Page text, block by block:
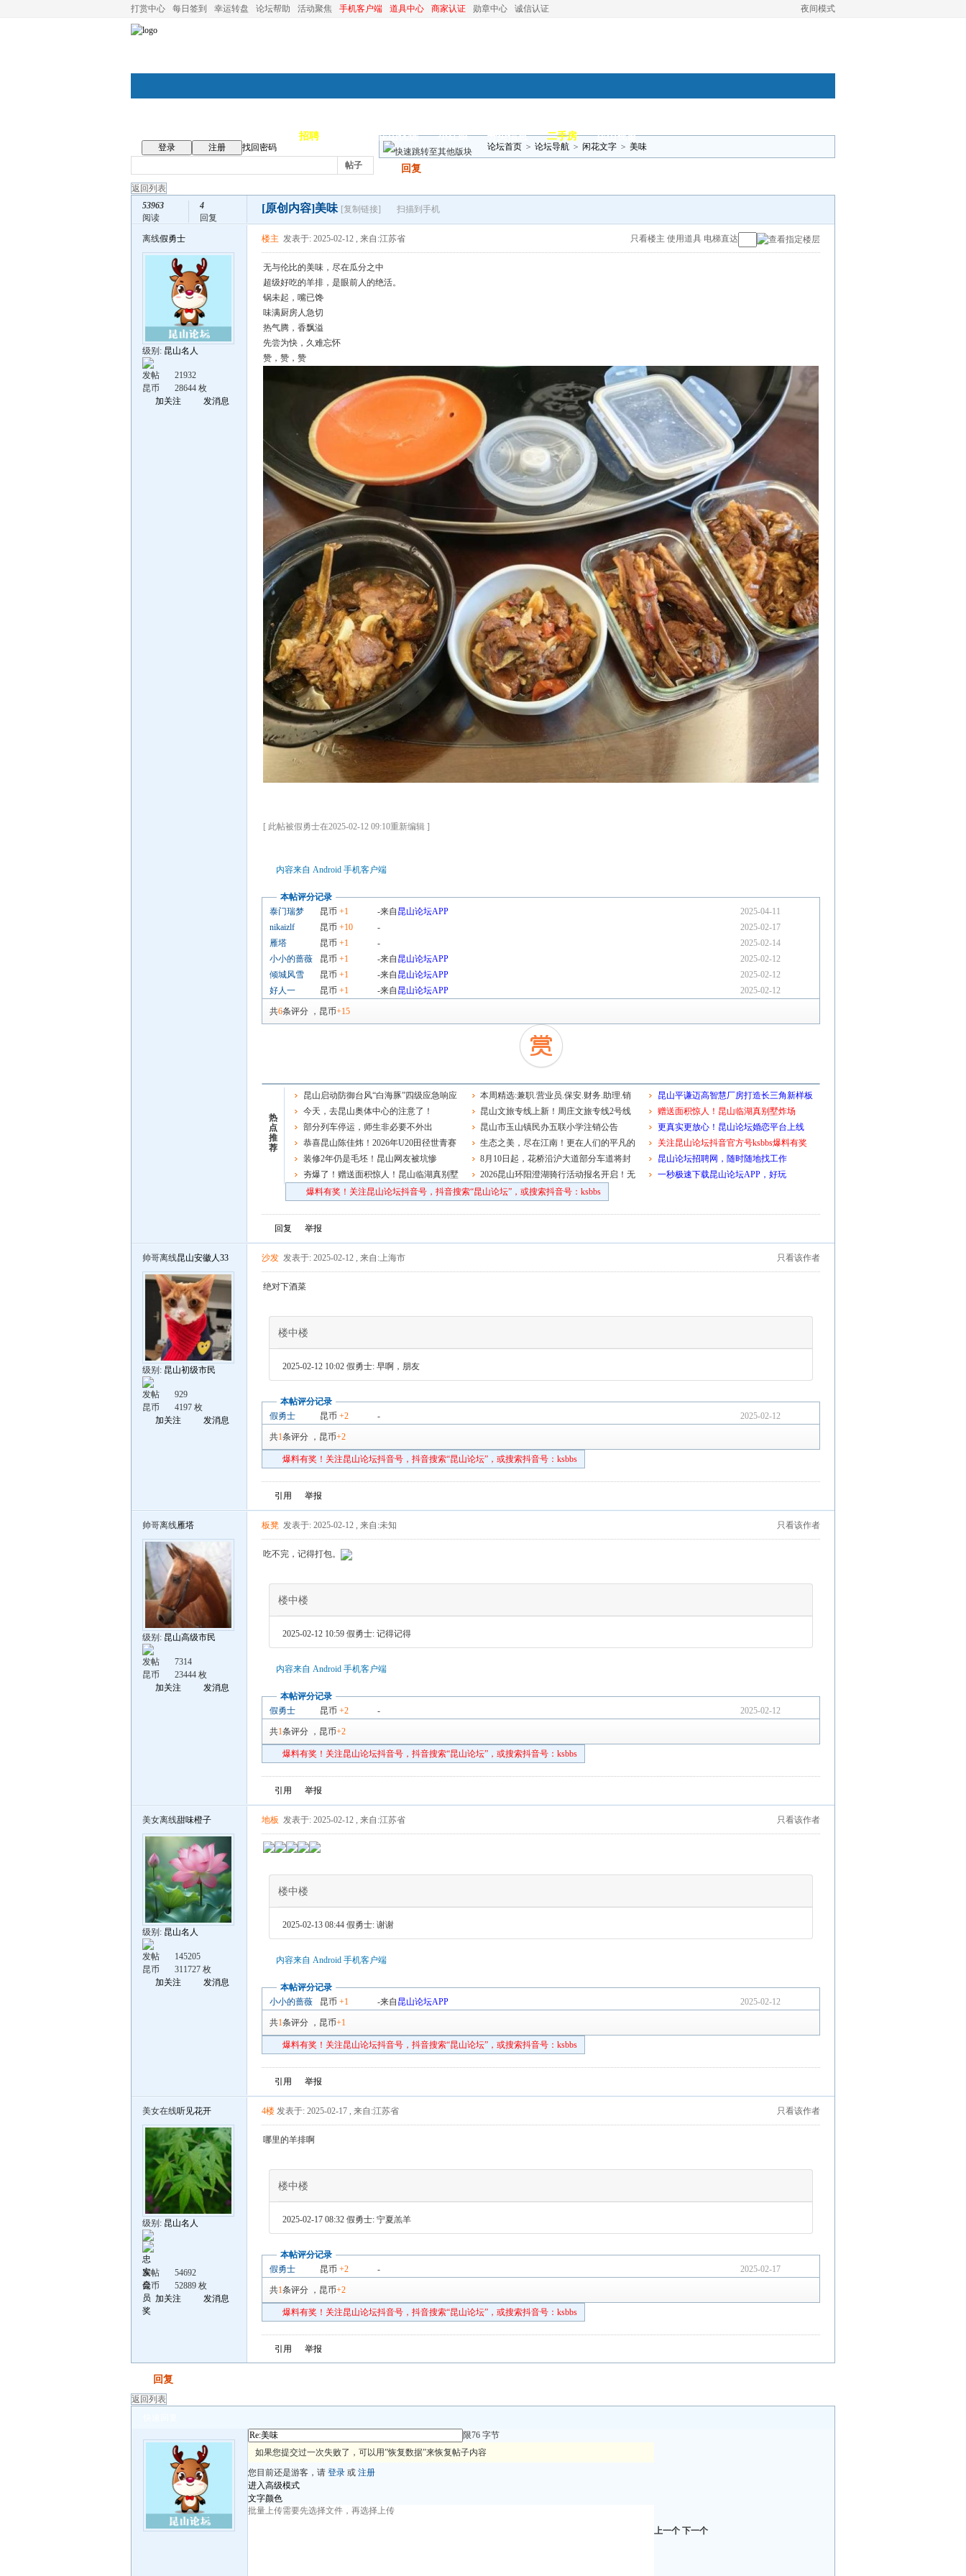
夜间模式
打赏中心 每日签到 幸运转盘 论坛帮助 活动聚焦 手机客户端 道具中心 商家认证 勋章中心 诚信认证
招聘 昆山优选 小红娘 分类信息 二手房 昆山视窗
登录 注册
找回密码
帖子
论坛首页 > 论坛导航 > 闲花文字 > 美味
回复
返回列表
53963
阅读
4
回复
[原创内容]美味 [复制链接] 扫描到手机
离线假勇士
级别: 昆山名人
发帖
21932
昆币
28644 枚
加关注
发消息
只看楼主 使用道具 电梯直达
楼主 发表于: 2025-02-12 , 来自:江苏省
无与伦比的美味，尽在瓜分之中
超级好吃的羊排，是眼前人的绝活。
锅未起，嘴已馋
味满厨房人急切
热气腾，香飘溢
先尝为快，久难忘怀
赞，赞，赞
[ 此帖被假勇士在2025-02-12 09:10重新编辑 ]
内容来自 Android 手机客户端
本帖评分记录
泰门瑞梦
昆币 +1 -来自 昆山论坛APP
2025-04-11
nikaizlf
昆币 +10 -
2025-02-17
雁塔
昆币 +1 -
2025-02-14
小小的蔷薇
昆币 +1 -来自 昆山论坛APP
2025-02-12
倾城风雪
昆币 +1 -来自 昆山论坛APP
2025-02-12
好人一
昆币 +1 -来自 昆山论坛APP 2025-02-12
共6条评分 ， 昆币+15
热
点
推
荐
昆山启动防御台风“白海豚”四级应急响应
今天，去昆山奥体中心的注意了！
部分列车停运，师生非必要不外出
恭喜昆山陈佳炜！2026年U20田径世青赛
男子链球决赛夺冠
装修2年仍是毛坯！昆山网友被坑惨
夯爆了！赠送面积惊人！昆山临湖真别墅
炸场
本周精选:兼职.营业员.保安.财务.助理.销
售.品管主管.钳工.学徒.电工.前台.老师~
昆山文旅专线上新！周庄文旅专线2号线
正式开通运营
昆山市玉山镇民办五联小学注销公告
生态之美，尽在江南！更在人们的平凡的
日常中
8月10日起，花桥沿沪大道部分车道将封
闭施工，双向通行照常
2026昆山环阳澄湖骑行活动报名开启！无
车日，趣骑行！
昆山平谦迈高智慧厂房打造长三角新样板
赠送面积惊人！昆山临湖真别墅炸场
更真实更放心！昆山论坛婚恋平台上线
关注昆山论坛抖音官方号ksbbs爆料有奖
昆山论坛招聘网，随时随地找工作
一秒极速下载昆山论坛APP，好玩
爆料有奖！关注昆山论坛抖音号，抖音搜索“昆山论坛”，或搜索抖音号：ksbbs
回复 举报
帅哥离线昆山安徽人33
级别: 昆山初级市民
发帖
929
昆币
4197 枚
加关注
发消息
只看该作者
沙发 发表于: 2025-02-12 , 来自:上海市
绝对下酒菜
楼中楼
2025-02-12 10:02 假勇士: 早啊，朋友
本帖评分记录
假勇士
昆币 +2 - 2025-02-12
共1条评分 ， 昆币+2
爆料有奖！关注昆山论坛抖音号，抖音搜索“昆山论坛”，或搜索抖音号：ksbbs
引用 举报
帅哥离线雁塔
级别: 昆山高级市民
发帖
7314
昆币
23444 枚
加关注
发消息
只看该作者
板凳 发表于: 2025-02-12 , 来自:未知
吃不完，记得打包。
楼中楼
2025-02-12 10:59 假勇士: 记得记得
内容来自 Android 手机客户端
本帖评分记录
假勇士
昆币 +2 - 2025-02-12
共1条评分 ， 昆币+2
爆料有奖！关注昆山论坛抖音号，抖音搜索“昆山论坛”，或搜索抖音号：ksbbs
引用 举报
美女离线甜味橙子
级别: 昆山名人
发帖
145205
昆币
311727 枚
加关注
发消息
只看该作者
地板 发表于: 2025-02-12 , 来自:江苏省
楼中楼
2025-02-13 08:44 假勇士: 谢谢
内容来自 Android 手机客户端
本帖评分记录
小小的蔷薇
昆币 +1 -来自 昆山论坛APP 2025-02-12
共1条评分 ， 昆币+1
爆料有奖！关注昆山论坛抖音号，抖音搜索“昆山论坛”，或搜索抖音号：ksbbs
引用 举报
美女在线听见花开
级别: 昆山名人
发帖
54692
昆币
52889 枚
加关注
发消息
只看该作者
4楼 发表于: 2025-02-17 , 来自:江苏省
哪里的羊排啊
楼中楼
2025-02-17 08:32 假勇士: 宁夏羔羊
本帖评分记录
假勇士
昆币 +2 - 2025-02-17
共1条评分 ， 昆币+2
爆料有奖！关注昆山论坛抖音号，抖音搜索“昆山论坛”，或搜索抖音号：ksbbs
引用 举报
回复
返回列表
限76 字节
如果您提交过一次失败了，可以用”恢复数据”来恢复帖子内容
您目前还是游客，请 登录 或 注册
进入高级模式
文字颜色
上一个 下一个